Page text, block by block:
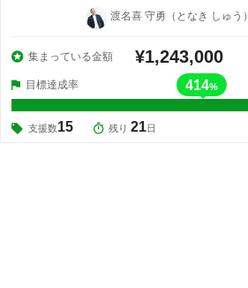
渡名喜 守勇（となき しゅう）
集まっている金額 ¥1,243,000
目標達成率 414%
支援数15 残り 21日